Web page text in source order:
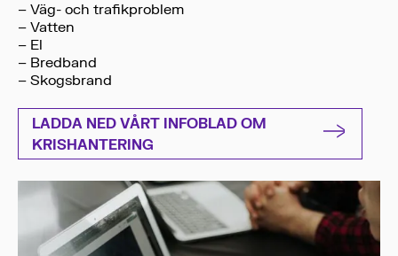
– Väg- och trafikproblem
– Vatten
– El
– Bredband
– Skogsbrand
LADDA NED VÅRT INFOBLAD OM
KRISHANTERING